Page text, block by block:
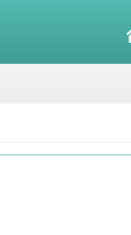
lots
1500.